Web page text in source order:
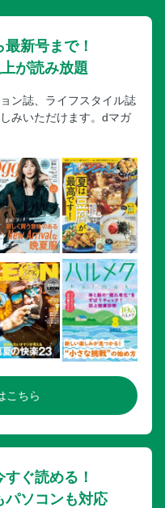
新号まで！
が読み放題
ン誌、ライフスタイル誌
みいただけます。dマガ
こちら
ぐ読める！
パソコンも対応